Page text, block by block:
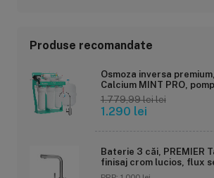
Produse recomandate
Osmoza inversa
Calcium MINT PRO,
pe cadru metalic, 75
1.779,99 lei lei
1.290 lei
Baterie 3 căi, PREMIER
finisaj crom lucios, flux
filtrată și apă menajeră